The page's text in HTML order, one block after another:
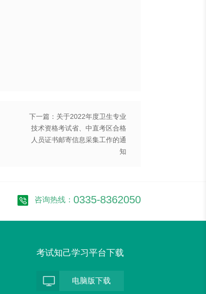
下一篇：关于2022年度卫生专业
技术资格考试省、中直考区合格
人员证书邮寄信息采集工作的通
知
咨询热线： 0335-8362050
考试知己学习平台下载
电脑版下载